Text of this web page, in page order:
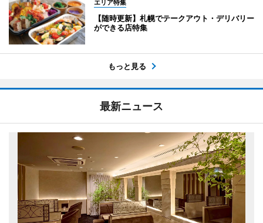
エリア特集
【随時更新】札幌でテークアウト・デリバリー
ができる店特集
もっと見る
最新ニュース